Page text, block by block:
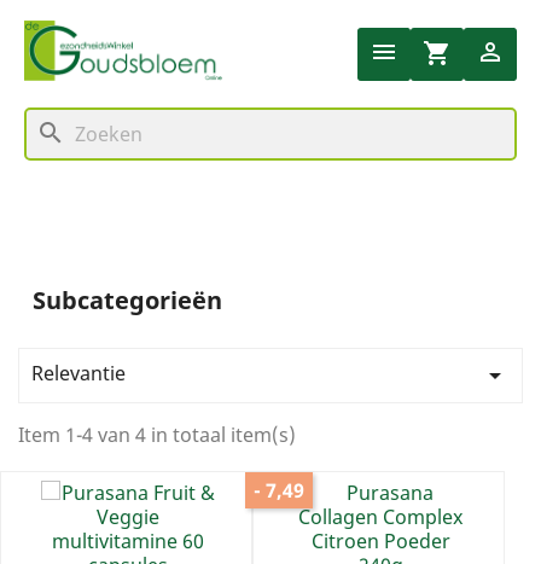
 shopping_cart 
search
Subcategorieën
Relevantie 
Item 1-4 van 4 in totaal item(s)
- 7,49